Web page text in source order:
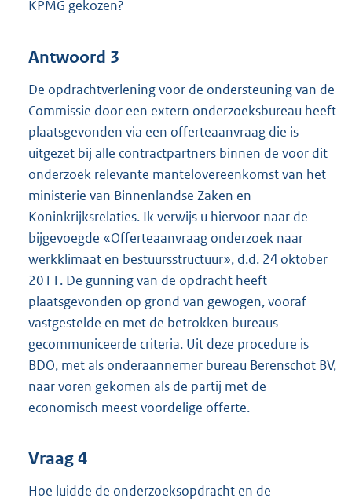
KPMG gekozen?
Antwoord 3
De opdrachtverlening voor de ondersteuning van de
Commissie door een extern onderzoeksbureau heeft
plaatsgevonden via een offerteaanvraag die is
uitgezet bij alle contractpartners binnen de voor dit
onderzoek relevante mantelovereenkomst van het
ministerie van Binnenlandse Zaken en
Koninkrijksrelaties. Ik verwijs u hiervoor naar de
bijgevoegde «Offerteaanvraag onderzoek naar
werkklimaat en bestuursstructuur», d.d. 24 oktober
2011. De gunning van de opdracht heeft
plaatsgevonden op grond van gewogen, vooraf
vastgestelde en met de betrokken bureaus
gecommuniceerde criteria. Uit deze procedure is
BDO, met als onderaannemer bureau Berenschot BV,
naar voren gekomen als de partij met de
economisch meest voordelige offerte.
Vraag 4
Hoe luidde de onderzoeksopdracht en de